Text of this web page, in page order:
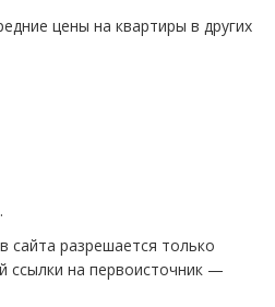
цены на квартиры в других
сайта разрешается только
ссылки на первоисточник —